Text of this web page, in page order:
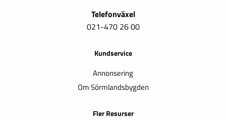
Telefonväxel
021-470 26 00
Kundservice
Annonsering
Om Sörmlandsbygden
Fler Resurser